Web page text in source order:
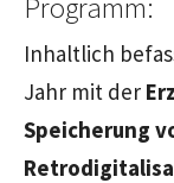
Programm:
Inhaltlich
Jahr mit der
Speicherung